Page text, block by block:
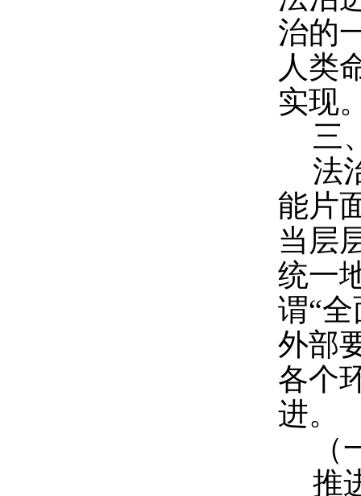
治的
人类
实现
三
法
能片
当层
统一
谓“
外部
各个
进。
推